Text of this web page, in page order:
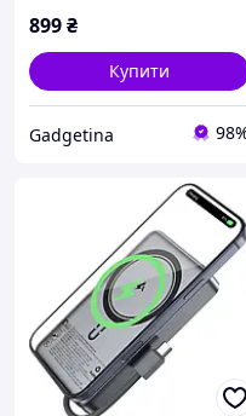
899₴
Купити
Gadgetina